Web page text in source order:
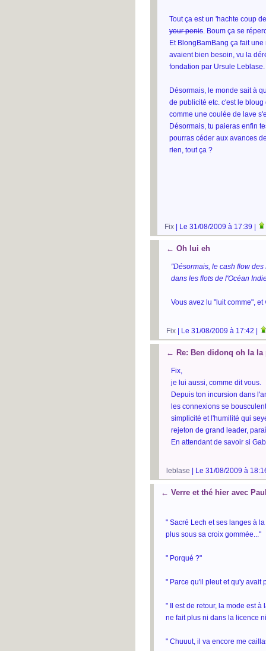
Tout ça est un 'hachte coup
your penis. Boum ça se
Et BlongBamBang ça fait
avaient bien besoin, vu la
fondation par Ursule Leblase.
Désormais, le monde sait à
de publicité etc. c'est le
comme une coulée de lave
Désormais, tu paieras enfin
pourras céder aux avances
rien, tout ça ?
Fix | Le 31/08/2009 à 17:39 |
← Oh lui eh
"Désormais, le cash flow
dans les flots de l'Océan
Vous avez lu "luit comme",
Fix | Le 31/08/2009 à 17:42 |
← Re: Ben didonq oh la
Fix,
je lui aussi, comme dit vous.
Depuis ton incursion dans
les connexions se
simplicité et l'humilité qui
rejeton de grand leader,
En attendant de savoir si
leblase | Le 31/08/2009 à
← Verre et thé hier avec
" Sacré Lech et ses langes à
plus sous sa croix gommée..."
" Porqué ?"
" Parce qu'il pleut et qu'y avait
" Il est de retour, la mode est
ne fait plus ni dans la licence
" Chuuut, il va encore me